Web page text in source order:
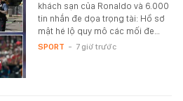
khách sạn của Ronaldo và 6.000
tin nhắn đe dọa trọng tài: Hồ sơ
mật hé lộ quy mô các mối đe…
SPORT - 7 giờ trước